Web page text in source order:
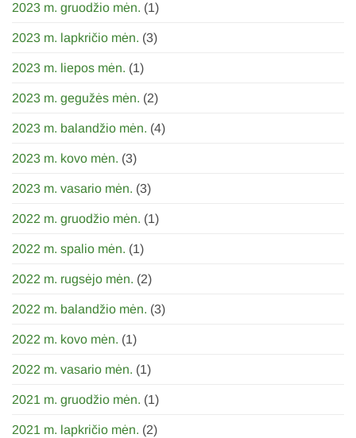
2023 m. gruodžio mėn. (1)
2023 m. lapkričio mėn. (3)
2023 m. liepos mėn. (1)
2023 m. gegužės mėn. (2)
2023 m. balandžio mėn. (4)
2023 m. kovo mėn. (3)
2023 m. vasario mėn. (3)
2022 m. gruodžio mėn. (1)
2022 m. spalio mėn. (1)
2022 m. rugsėjo mėn. (2)
2022 m. balandžio mėn. (3)
2022 m. kovo mėn. (1)
2022 m. vasario mėn. (1)
2021 m. gruodžio mėn. (1)
2021 m. lapkričio mėn. (2)